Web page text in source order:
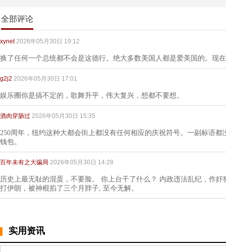
全部评论
xynet 2026年05月30日 19:12
换了任何一个总统都不会是这德行。绝大多数美国人都是爱美国的。现
g2j2 2026年05月30日 17:01
娱乐圈你是搞不定的，歌舞升平，伟大复兴，想都不要想。
酒肉穿肠过 2026年05月30日 15:35
250周年，纽约这种大都会街上都没有任何相应的庆祝符号。一副标语
钱包。
百年未有之大骗局 2026年05月30日 14:28
历史上最无耻的混蛋，不要脸。 你上台干了什么？ 内政违法乱纪，作
打伊朗，被神棍掐了三个月脖子, 至今无解。
实用资讯